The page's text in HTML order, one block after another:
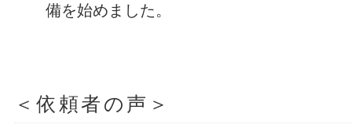
備を始めました。
＜依頼者の声＞